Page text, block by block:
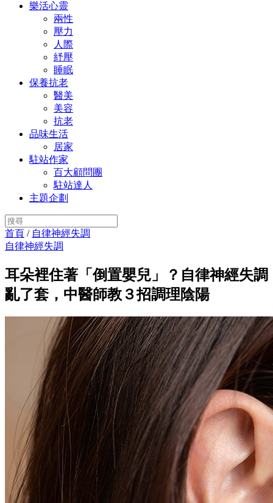
樂活心靈
兩性
壓力
人際
紓壓
睡眠
保養抗老
醫美
美容
抗老
品味生活
居家
駐站作家
百大顧問團
駐站達人
主題企劃
首頁 / 自律神經失調
自律神經失調
耳朵裡住著「倒置嬰兒」？自律神經失調
亂了套，中醫師教３招調理陰陽